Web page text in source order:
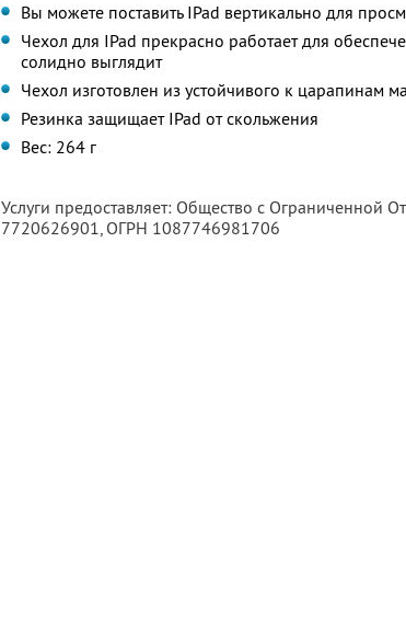
Вы можете поставить IPad вертикально для
Чехол для IPad прекрасно работает для
солидно выглядит
Чехол изготовлен из устойчивого к царапинам
Резинка защищает IPad от скольжения
Вес: 264 г
Услуги предоставляет: Общество с Ограниченной
7720626901, ОГРН 1087746981706